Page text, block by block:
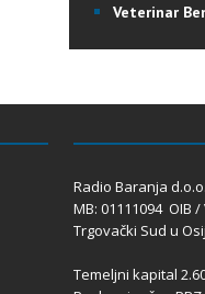
Veterinar
Radio Baranja
MB: 01111094 OIB /
Trgovački Sud u
Temeljni kapital